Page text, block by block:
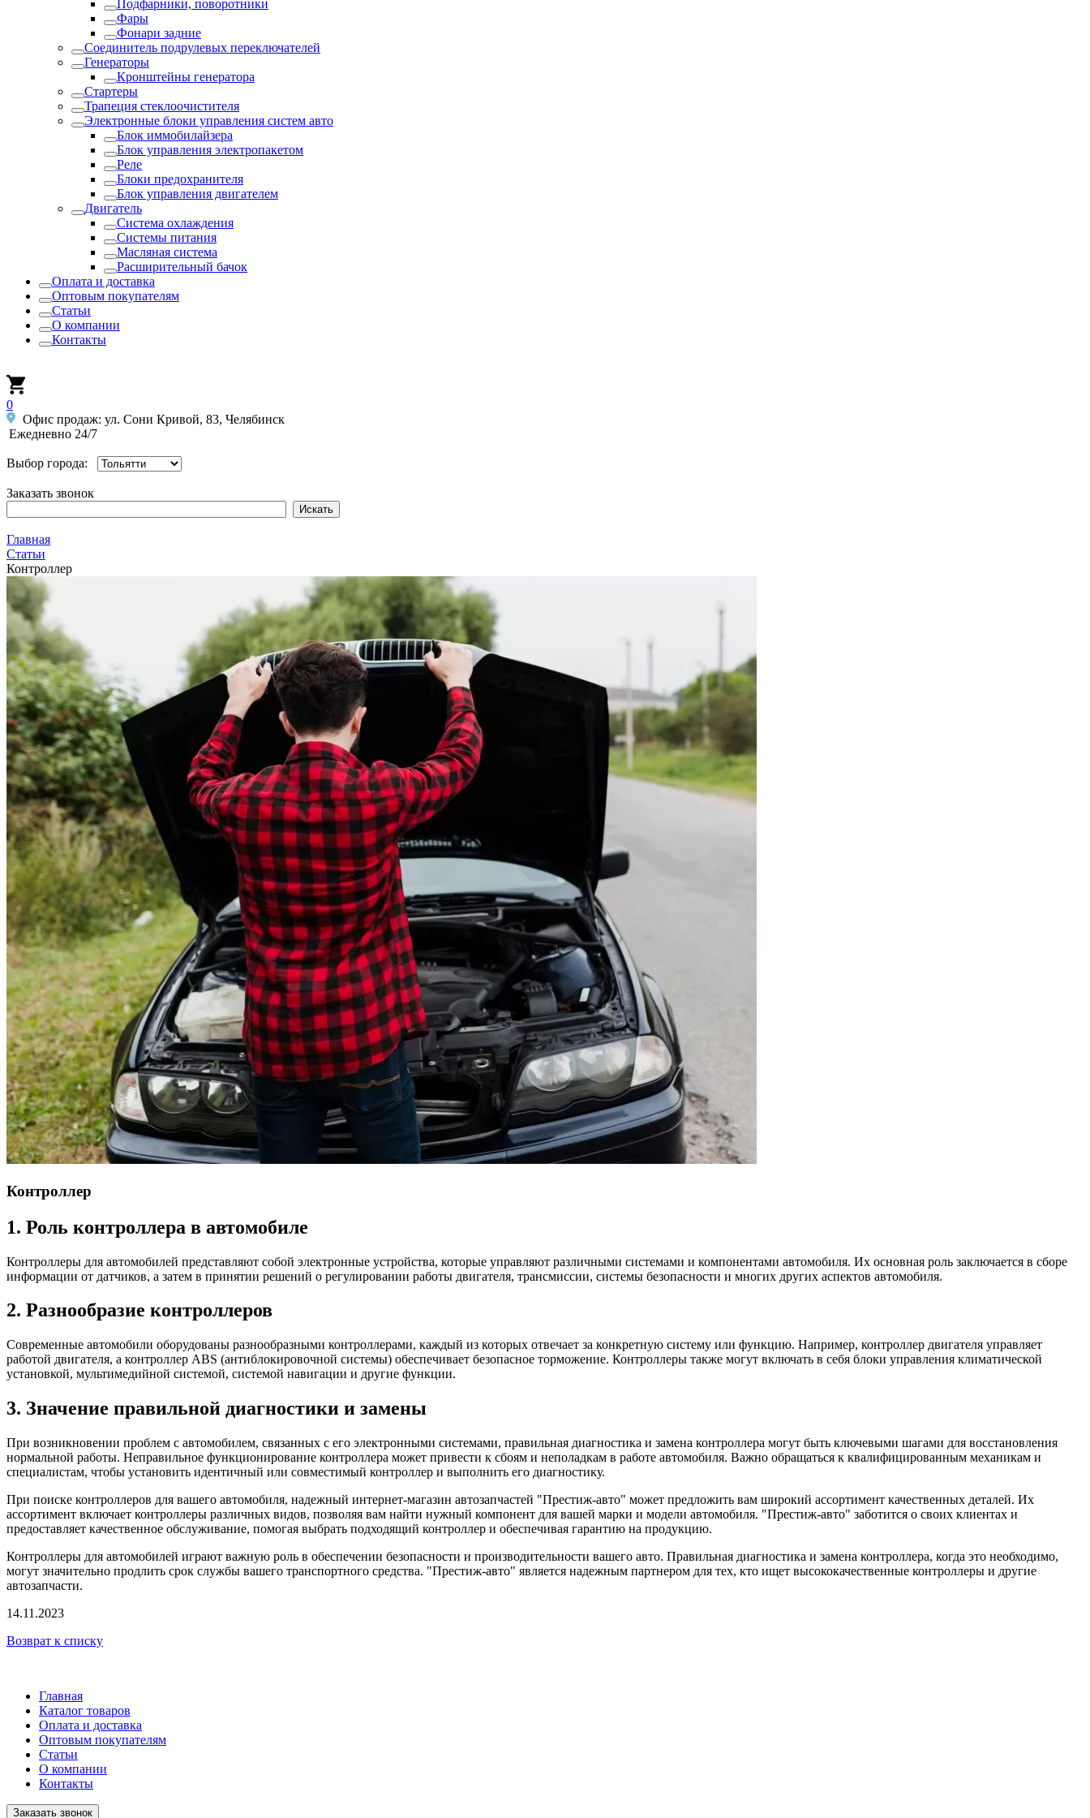
Подфарники, поворотники
Фары
Фонари задние
Соединитель подрулевых переключателей
Генераторы
Кронштейны генератора
Стартеры
Трапеция стеклоочистителя
Электронные блоки управления систем авто
Блок иммобилайзера
Блок управления электропакетом
Реле
Блоки предохранителя
Блок управления двигателем
Двигатель
Система охлаждения
Системы питания
Масляная система
Расширительный бачок
Оплата и доставка
Оптовым покупателям
Статьи
О компании
Контакты
0
Офис продаж: ул. Сони Кривой, 83, Челябинск
Ежедневно 24/7
Выбор города:
Заказать звонок
Главная
Статьи
Контроллер
Контроллер
1. Роль контроллера в автомобиле
Контроллеры для автомобилей представляют собой электронные устройства, которые управляют различными системами и компонентами автомобиля. Их основная роль заключается в сборе
информации от датчиков, а затем в принятии решений о регулировании работы двигателя, трансмиссии, системы безопасности и многих других аспектов автомобиля.
2. Разнообразие контроллеров
Современные автомобили оборудованы разнообразными контроллерами, каждый из которых отвечает за конкретную систему или функцию. Например, контроллер двигателя управляет
работой двигателя, а контроллер ABS (антиблокировочной системы) обеспечивает безопасное торможение. Контроллеры также могут включать в себя блоки управления климатической
установкой, мультимедийной системой, системой навигации и другие функции.
3. Значение правильной диагностики и замены
При возникновении проблем с автомобилем, связанных с его электронными системами, правильная диагностика и замена контроллера могут быть ключевыми шагами для восстановления
нормальной работы. Неправильное функционирование контроллера может привести к сбоям и неполадкам в работе автомобиля. Важно обращаться к квалифицированным механикам и
специалистам, чтобы установить идентичный или совместимый контроллер и выполнить его диагностику.
При поиске контроллеров для вашего автомобиля, надежный интернет-магазин автозапчастей "Престиж-авто" может предложить вам широкий ассортимент качественных деталей. Их
ассортимент включает контроллеры различных видов, позволяя вам найти нужный компонент для вашей марки и модели автомобиля. "Престиж-авто" заботится о своих клиентах и
предоставляет качественное обслуживание, помогая выбрать подходящий контроллер и обеспечивая гарантию на продукцию.
Контроллеры для автомобилей играют важную роль в обеспечении безопасности и производительности вашего авто. Правильная диагностика и замена контроллера, когда это необходимо,
могут значительно продлить срок службы вашего транспортного средства. "Престиж-авто" является надежным партнером для тех, кто ищет высококачественные контроллеры и другие
автозапчасти.
14.11.2023
Возврат к списку
Главная
Каталог товаров
Оплата и доставка
Оптовым покупателям
Статьи
О компании
Контакты
Заказать звонок